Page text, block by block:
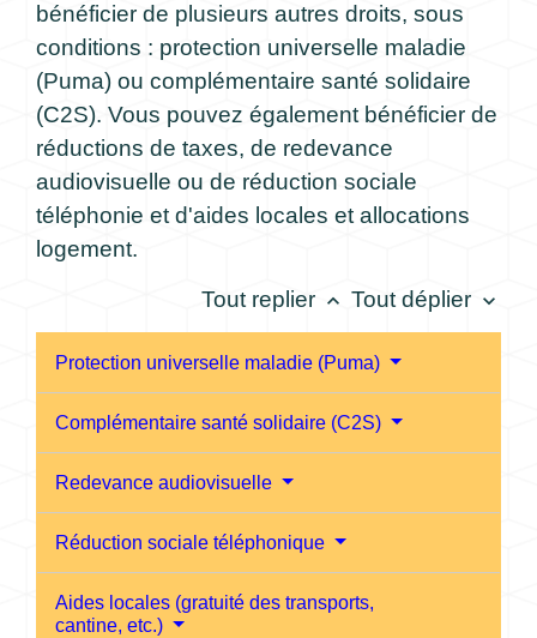
bénéficier de plusieurs autres droits, sous
conditions : protection universelle maladie
(Puma) ou complémentaire santé solidaire
(C2S). Vous pouvez également bénéficier de
réductions de taxes, de redevance
audiovisuelle ou de réduction sociale
téléphonie et d'aides locales et allocations
logement.
Tout replier keyboard_arrow_up Tout déplier keyboard_arrow_down
Protection universelle maladie (Puma)
Complémentaire santé solidaire (C2S)
Redevance audiovisuelle
Réduction sociale téléphonique
Aides locales (gratuité des transports,
cantine, etc.)